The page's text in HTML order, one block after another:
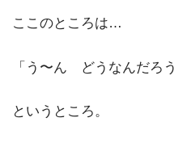
ここのところは…
「う〜ん どうなんだろう
というところ。